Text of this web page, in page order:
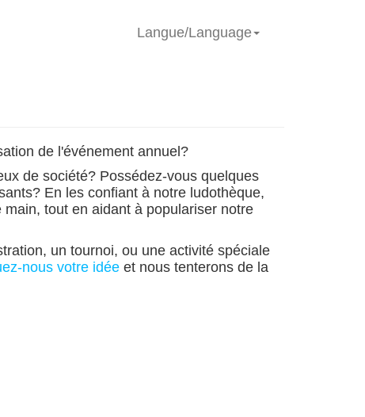
Langue/Language
de l'événement annuel?
de société? Possédez-vous quelques
En les confiant à notre ludothèque,
tout en aidant à populariser notre
un tournoi, ou une activité spéciale
nous votre idéeet nous tenterons de la